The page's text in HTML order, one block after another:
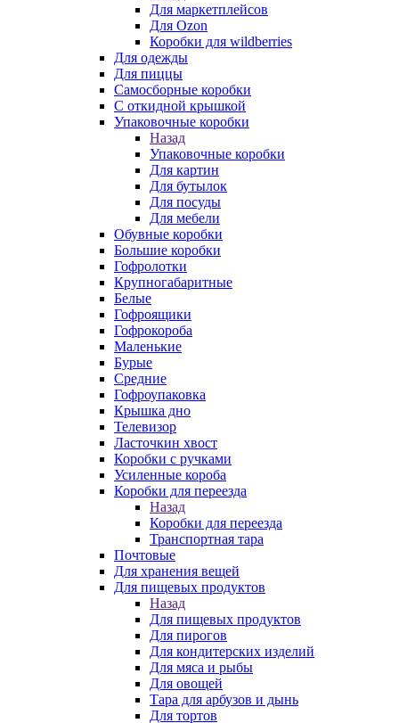
Для маркетплейсов
Для Ozon
Коробки для wildberries
Для одежды
Для пиццы
Самосборные коробки
С откидной крышкой
Упаковочные коробки
Назад
Упаковочные коробки
Для картин
Для бутылок
Для посуды
Для мебели
Обувные коробки
Большие коробки
Гофролотки
Крупногабаритные
Белые
Гофроящики
Гофрокороба
Маленькие
Бурые
Средние
Гофроупаковка
Крышка дно
Телевизор
Ласточкин хвост
Коробки с ручками
Усиленные короба
Коробки для переезда
Назад
Коробки для переезда
Транспортная тара
Почтовые
Для хранения вещей
Для пищевых продуктов
Назад
Для пищевых продуктов
Для пирогов
Для кондитерских изделий
Для мяса и рыбы
Для овощей
Тара для арбузов и дынь
Для тортов